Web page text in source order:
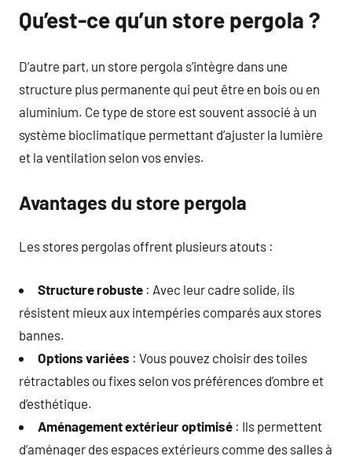
Qu’est-ce qu’un store pergola ?
D’autre part, un store pergola s’intègre dans une
structure plus permanente qui peut être en bois ou en
aluminium. Ce type de store est souvent associé à un
système bioclimatique permettant d’ajuster la lumière
et la ventilation selon vos envies.
Avantages du store pergola
Les stores pergolas offrent plusieurs atouts :
Structure robuste : Avec leur cadre solide, ils
résistent mieux aux intempéries comparés aux stores
bannes.
Options variées : Vous pouvez choisir des toiles
rétractables ou fixes selon vos préférences d’ombre et
d’esthétique.
Aménagement extérieur optimisé : Ils permettent
d’aménager des espaces extérieurs comme des salles à